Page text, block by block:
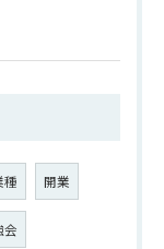
種 開業
会